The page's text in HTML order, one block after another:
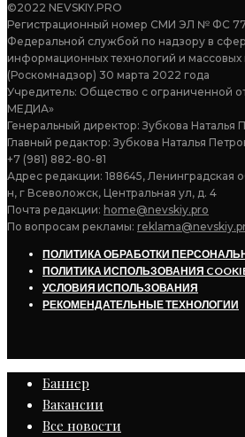
©2022 NEVSKIY.PRO
Регистрационный номер СМИ ЭЛ № ФС
Федеральной службой по надзору в
информационных технологий и
(Роскомнадзор) 30 марта 2022 года
Учредитель: Общество с ограниченной
МЕДИА»
Генеральный директор: Зубкова Наталья
Главный редактор: Зубкова Наталья
+7 (981) 882-80-81
Адрес редакции: 188645, Ленинградская
н, г Всеволожск, Центральная ул, д. 4
Почта редакции: home@nevskiy.pro
По вопросам рекламы:
ПОЛИТИКА ОБРАБОТКИ
ПОЛИТИКА ИСПОЛЬЗОВАНИЯ
УСЛОВИЯ ИСПОЛЬЗОВАНИЯ
РЕКОМЕНДАТЕЛЬНЫЕ ТЕХНОЛОГИИ
Баннер
Вакансии
Все новости